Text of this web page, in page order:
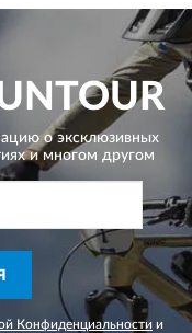
о эксклюзивных
и многом другом
Конфиденциальности и